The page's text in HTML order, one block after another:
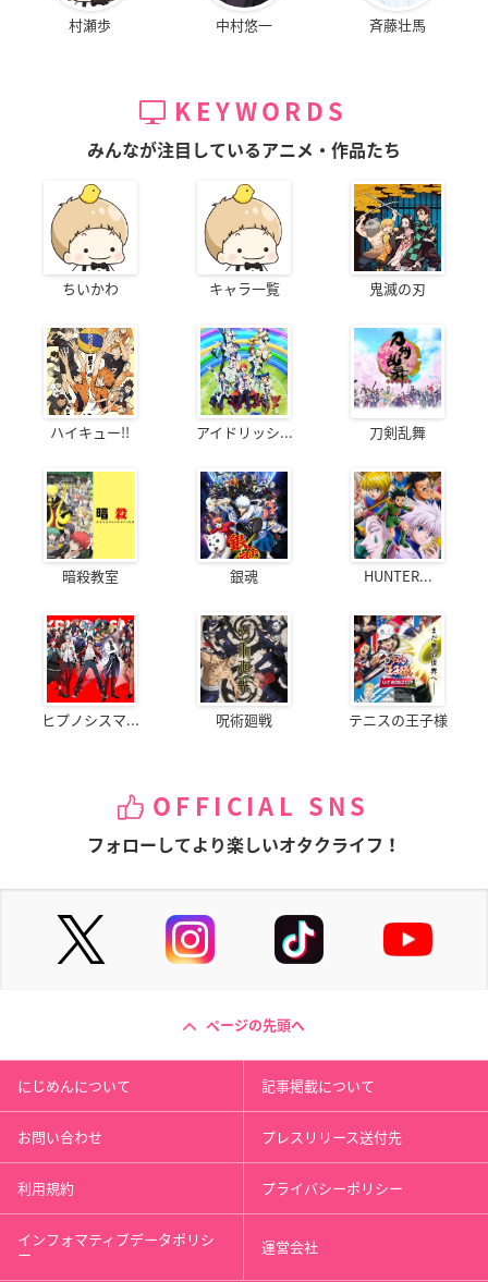
村瀬歩 中村悠一 斉藤壮馬
KEYWORDS
みんなが注目しているアニメ・作品たち
ちいかわ キャラ一覧 鬼滅の刃
ハイキュー!! アイドリッシ... 刀剣乱舞
暗殺教室 銀魂 HUNTER...
ヒプノシスマ... 呪術廻戦 テニスの王子様
OFFICIAL SNS
フォローしてより楽しいオタクライフ！
ページの先頭へ
にじめんについて 記事掲載について
お問い合わせ プレスリリース送付先
利用規約 プライバシーポリシー
インフォマティブデータポリシ
ー 運営会社